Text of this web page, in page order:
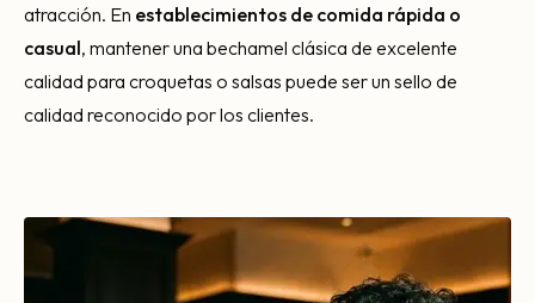
atracción. En establecimientos de comida rápida o
casual, mantener una bechamel clásica de excelente
calidad para croquetas o salsas puede ser un sello de
calidad reconocido por los clientes.